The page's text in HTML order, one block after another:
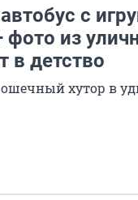
с
фото из
детство
хутор в